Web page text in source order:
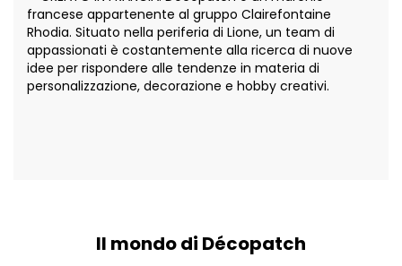
francese appartenente al gruppo Clairefontaine
Rhodia. Situato nella periferia di Lione, un team di
appassionati è costantemente alla ricerca di nuove
idee per rispondere alle tendenze in materia di
personalizzazione, decorazione e hobby creativi.
Il mondo di Décopatch